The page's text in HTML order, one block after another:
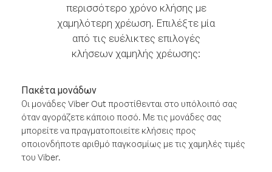
περισσότερο χρόνο κλήσης με
χαμηλότερη χρέωση. Επιλέξτε μία
από τις ευέλικτες επιλογές
κλήσεων χαμηλής χρέωσης:
Πακέτα μονάδων
Οι μονάδες Viber Out προστίθενται στο υπόλοιπό σας
όταν αγοράζετε κάποιο ποσό. Με τις μονάδες σας
μπορείτε να πραγματοποιείτε κλήσεις προς
οποιονδήποτε αριθμό παγκοσμίως με τις χαμηλές τιμές
του Viber.